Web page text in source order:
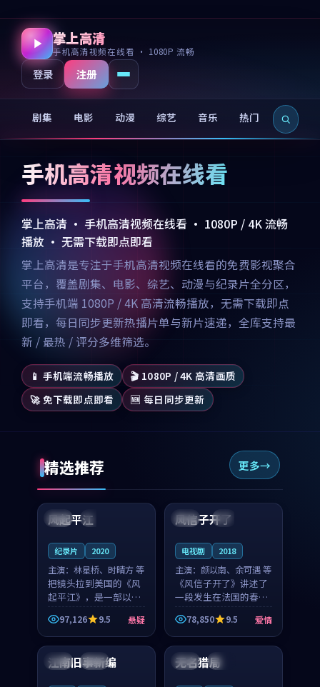
掌上高清
手机高清视频在线看 · 1080P 流畅
登录 注册
剧集 电影 动漫 综艺 音乐 热门 新片
手机高清视频在线看
掌上高清 · 手机高清视频在线看 · 1080P / 4K 流畅
播放 · 无需下载即点即看
掌上高清是专注于手机高清视频在线看的免费影视聚合
平台，覆盖剧集、电影、综艺、动漫与纪录片全分区，
支持手机端 1080P / 4K 高清流畅播放，无需下载即点
即看，每日同步更新热播片单与新片速递，全库支持最
新 / 最热 / 评分多维筛选。
📱 手机端流畅播放
🎬 1080P / 4K 高清画质
🚀 免下载即点即看
🆕 每日同步更新
精选推荐 更多
美国 完结
99:07
风起平江
纪录片 2020
主演： 林星桥、时晴方 等
把镜头拉到美国的《风
起平江》，是一部以时
光记忆为底色的悬疑作
品。林星桥和时晴方贡
献了2020年颇受关注的
合作演出，影片在情感
层次与现实质感之间
97,126 9.5 悬疑
法国 4K
99:21
风信子开了
电视剧 2018
主演： 颜以南、余可遇 等
《风信子开了》讲述了
一段发生在法国的春日
漫步故事。颜以南饰演
的主角与余可遇的角色
因一场意外卷入更深的
纠葛，爱情元素贯穿始
终，节奏稳健而富有张
78,850 9.5 爱情
日本 院线
江南旧事新编 美国 院线
无名猎局